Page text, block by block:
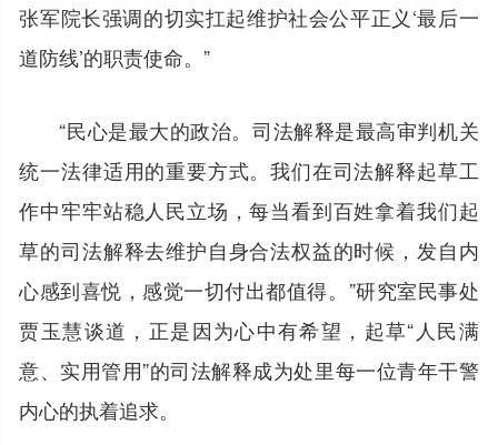
张军院长强调的切实扛起维护社会公平正义‘最后一
道防线’的职责使命。”
“民心是最大的政治。司法解释是最高审判机关
统一法律适用的重要方式。我们在司法解释起草工
作中牢牢站稳人民立场，每当看到百姓拿着我们起
草的司法解释去维护自身合法权益的时候，发自内
心感到喜悦，感觉一切付出都值得。”研究室民事处
贾玉慧谈道，正是因为心中有希望，起草“人民满
意、实用管用”的司法解释成为处里每一位青年干警
内心的执着追求。